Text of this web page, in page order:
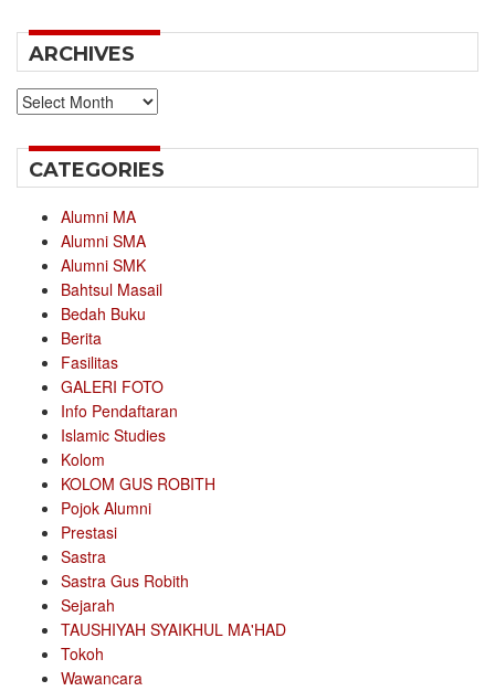
ARCHIVES
Archives
CATEGORIES
Alumni MA
Alumni SMA
Alumni SMK
Bahtsul Masail
Bedah Buku
Berita
Fasilitas
GALERI FOTO
Info Pendaftaran
Islamic Studies
Kolom
KOLOM GUS ROBITH
Pojok Alumni
Prestasi
Sastra
Sastra Gus Robith
Sejarah
TAUSHIYAH SYAIKHUL MA'HAD
Tokoh
Wawancara